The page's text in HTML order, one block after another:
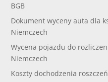
BGB
Dokument wyceny auta dla
Niemczech
Wycena pojazdu do
Niemczech
Koszty dochodzenia